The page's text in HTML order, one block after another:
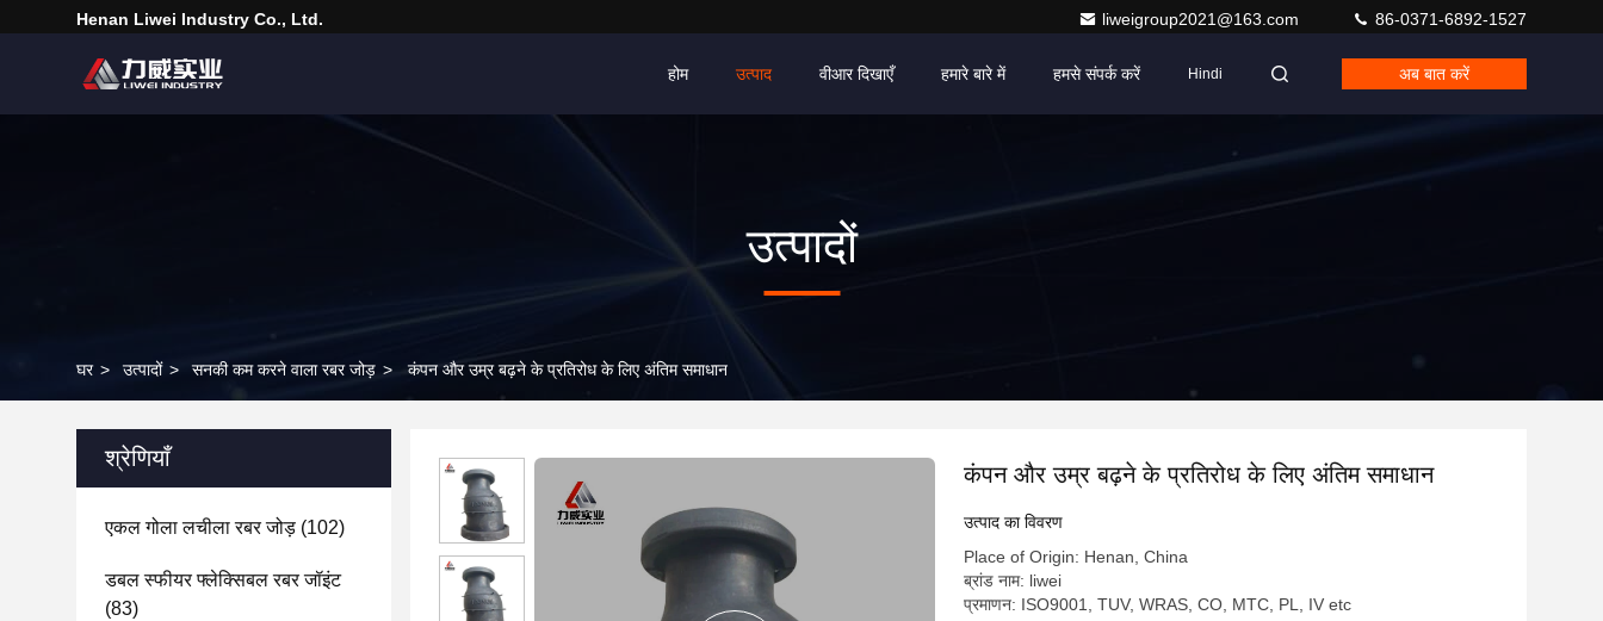
Henan Liwei Industry Co., Ltd. liweigroup2021@163.com 86-0371-6892-1527
होम उत्पाद वीआर दिखाएँ हमारे बारे में हमसे संपर्क करें Hindi अब बात करें
उत्पादों
घर > उत्पादों > सनकी कम करने वाला रबर जोड़ > कंपन और उम्र बढ़ने के प्रतिरोध के लिए अंतिम समाधान
श्रेणियाँ
एकल गोला लचीला रबर जोड़ (102)
डबल स्फीयर फ्लेक्सिबल रबर जॉइंट
(83)
कंपन और उम्र बढ़ने के प्रतिरोध के लिए अंतिम समाधान
उत्पाद का विवरण
Place of Origin: Henan, China
ब्रांड नाम: liwei
प्रमाणन: ISO9001, TUV, WRAS, CO, MTC, PL, IV etc